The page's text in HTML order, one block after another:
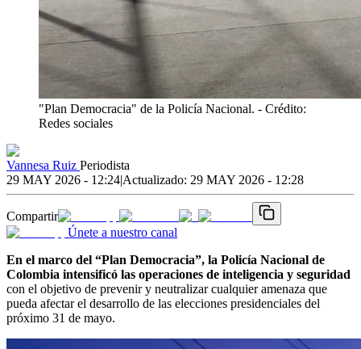
"Plan Democracia" de la Policía Nacional. - Crédito:
Redes sociales
Vannesa Ruiz Periodista
29 MAY 2026 - 12:24|Actualizado: 29 MAY 2026 - 12:28
Compartir
Únete a nuestro canal
En el marco del “Plan Democracia”, la Policía Nacional de
Colombia intensificó las operaciones de inteligencia y seguridad
con el objetivo de prevenir y neutralizar cualquier amenaza que
pueda afectar el desarrollo de las elecciones presidenciales del
próximo 31 de mayo.